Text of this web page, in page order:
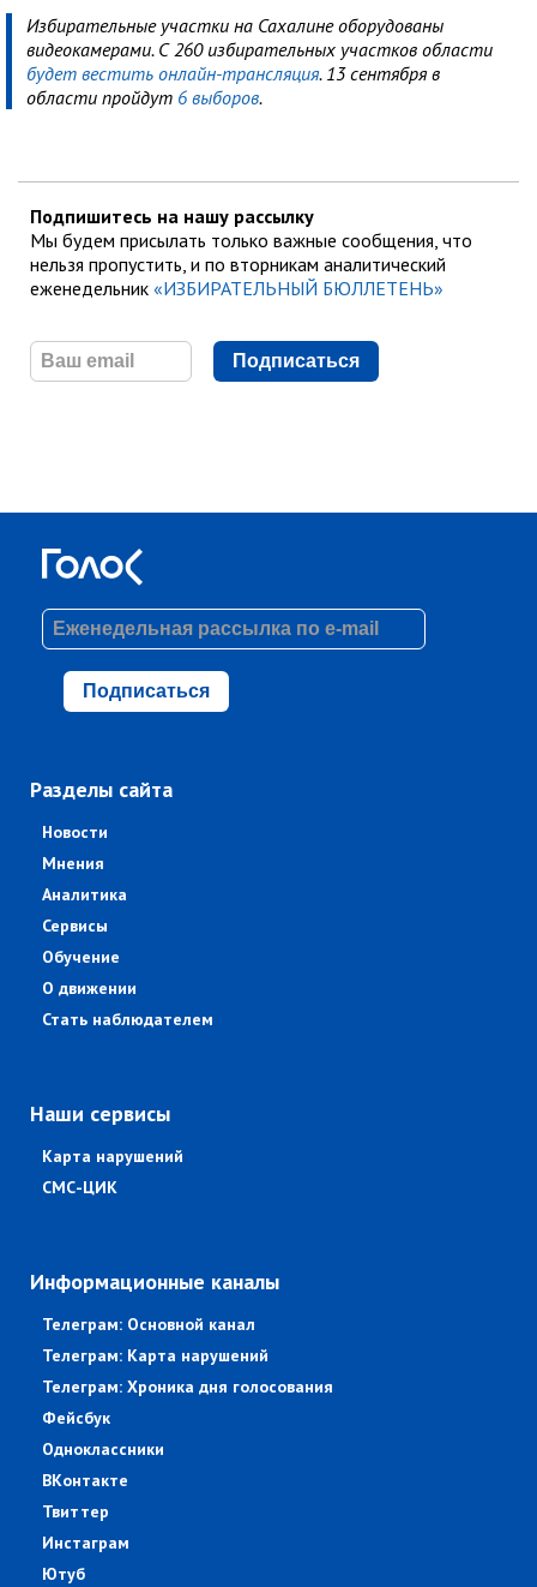
Избирательные участки на Сахалине оборудованы
видеокамерами. С 260 избирательных участков области
будет вестить онлайн-трансляция. 13 сентября в
области пройдут 6 выборов.
Подпишитесь на нашу рассылку
Мы будем присылать только важные сообщения, что
нельзя пропустить, и по вторникам аналитический
еженедельник «ИЗБИРАТЕЛЬНЫЙ БЮЛЛЕТЕНЬ»
Подписаться
Подписаться
Разделы сайта
Новости
Мнения
Аналитика
Сервисы
Обучение
О движении
Стать наблюдателем
Наши сервисы
Карта нарушений
СМС-ЦИК
Информационные каналы
Телеграм: Основной канал
Телеграм: Карта нарушений
Телеграм: Хроника дня голосования
Фейсбук
Одноклассники
ВКонтакте
Твиттер
Инстаграм
Ютуб